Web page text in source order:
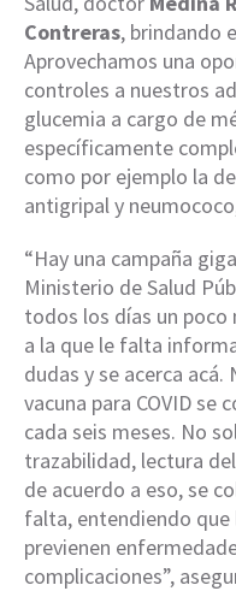
Contreras, brindando
Aprovechamos una
controles a nuestros
glucemia a cargo de
específicamente
como por ejemplo la
antigripal y
“Hay una campaña
Ministerio de Salud
todos los días un poco
a la que le falta
dudas y se acerca
vacuna para COVID se
cada seis meses. No
trazabilidad, lectura
de acuerdo a eso, se
falta, entendiendo que
previenen
complicaciones”,